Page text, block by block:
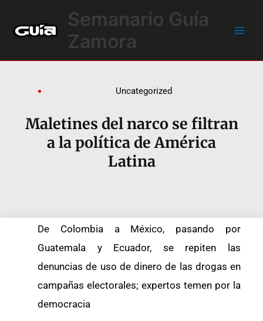
contenido
Semanario Guía
Zamora
Uncategorized
Maletines del narco se filtran
a la política de América
Latina
De Colombia a México, pasando por
Guatemala y Ecuador, se repiten las
denuncias de uso de dinero de las drogas en
campañas electorales; expertos temen por la
democracia